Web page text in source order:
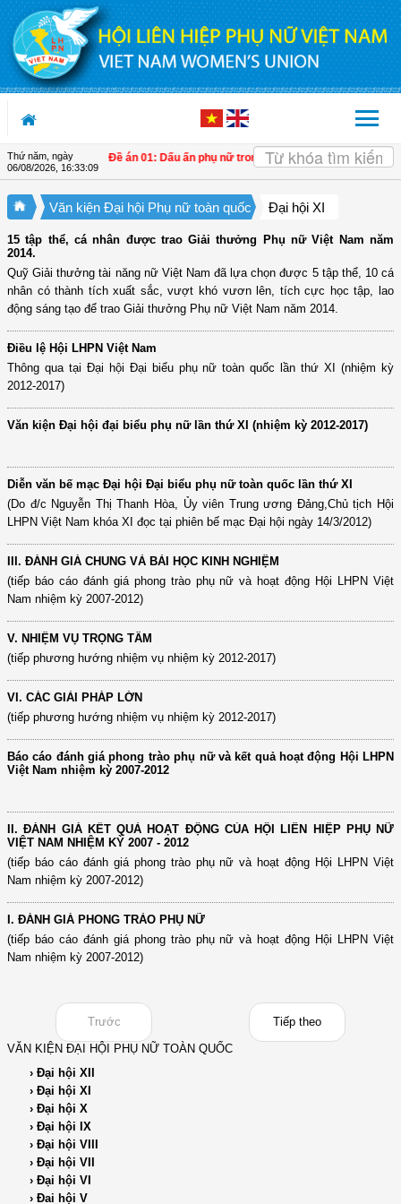
Truy cập nội dung luôn
Thứ năm, ngày
06/08/2026, 16:33:09
Đề án 01: Dấu ấn phụ nữ trong phát triển kinh tế tập thể
Văn kiện Đại hội Phụ nữ toàn quốc Đại hội XI
15 tập thể, cá nhân được trao Giải thưởng Phụ nữ Việt Nam năm
2014.
Quỹ Giải thưởng tài năng nữ Việt Nam đã lựa chọn được 5 tập thể, 10 cá
nhân có thành tích xuất sắc, vượt khó vươn lên, tích cực học tập, lao
động sáng tạo để trao Giải thưởng Phụ nữ Việt Nam năm 2014.
Điều lệ Hội LHPN Việt Nam
Thông qua tại Đại hội Đại biểu phụ nữ toàn quốc lần thứ XI (nhiệm kỳ
2012-2017)
Văn kiện Đại hội đại biểu phụ nữ lần thứ XI (nhiệm kỳ 2012-2017)
Diễn văn bế mạc Đại hội Đại biểu phụ nữ toàn quốc lần thứ XI
(Do đ/c Nguyễn Thị Thanh Hòa, Ủy viên Trung ương Đảng,Chủ tịch Hội
LHPN Việt Nam khóa XI đọc tại phiên bế mạc Đại hội ngày 14/3/2012)
III. ĐÁNH GIÁ CHUNG VÀ BÀI HỌC KINH NGHIỆM
(tiếp báo cáo đánh giá phong trào phụ nữ và hoạt động Hội LHPN Việt
Nam nhiệm kỳ 2007-2012)
V. NHIỆM VỤ TRỌNG TÂM
(tiếp phương hướng nhiệm vụ nhiệm kỳ 2012-2017)
VI. CÁC GIẢI PHÁP LỚN
(tiếp phương hướng nhiệm vụ nhiệm kỳ 2012-2017)
Báo cáo đánh giá phong trào phụ nữ và kết quả hoạt động Hội LHPN
Việt Nam nhiệm kỳ 2007-2012
II. ĐÁNH GIÁ KẾT QUẢ HOẠT ĐỘNG CỦA HỘI LIÊN HIỆP PHỤ NỮ
VIỆT NAM NHIỆM KỲ 2007 - 2012
(tiếp báo cáo đánh giá phong trào phụ nữ và hoạt động Hội LHPN Việt
Nam nhiệm kỳ 2007-2012)
I. ĐÁNH GIÁ PHONG TRÀO PHỤ NỮ
(tiếp báo cáo đánh giá phong trào phụ nữ và hoạt động Hội LHPN Việt
Nam nhiệm kỳ 2007-2012)
Trước
Tiếp theo
VĂN KIỆN ĐẠI HỘI PHỤ NỮ TOÀN QUỐC
› Đại hội XII
› Đại hội XI
› Đại hội X
› Đại hội IX
› Đại hội VIII
› Đại hội VII
› Đại hội VI
› Đai hội V